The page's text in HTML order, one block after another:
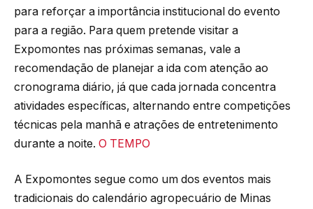
para reforçar a importância institucional do evento
para a região. Para quem pretende visitar a
Expomontes nas próximas semanas, vale a
recomendação de planejar a ida com atenção ao
cronograma diário, já que cada jornada concentra
atividades específicas, alternando entre competições
técnicas pela manhã e atrações de entretenimento
durante a noite. O TEMPO
A Expomontes segue como um dos eventos mais
tradicionais do calendário agropecuário de Minas